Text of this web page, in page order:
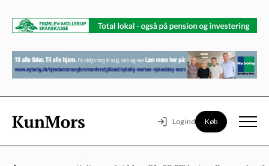
Log ind Køb